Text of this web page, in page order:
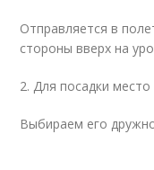
Отправляется в
стороны вверх на
2. Для посадки
Выбираем его